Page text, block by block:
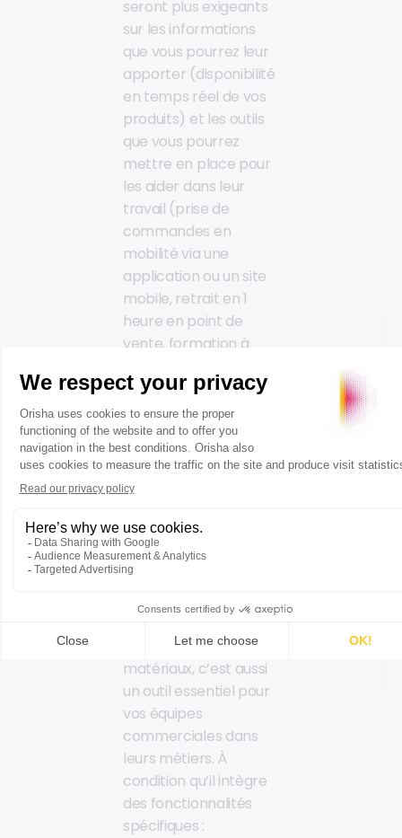
seront plus exigeants
sur les informations
que vous pourrez leur
apporter (disponibilité
en temps réel de vos
produits) et les outils
que vous pourrez
mettre en place pour
les aider dans leur
travail (prise de
commandes en
mobilité via une
application ou un site
mobile, retrait en 1
heure en point de
vente, formation à
techniques etc.).
3. Les outils
essentiels à
intégrer dans
vos usages
Si l’ERP est une
nécessité absolue
d’un négoce de
matériaux, c’est aussi
un outil essentiel pour
vos équipes
commerciales dans
leurs métiers. À
condition qu’il intègre
des fonctionnalités
spécifiques :